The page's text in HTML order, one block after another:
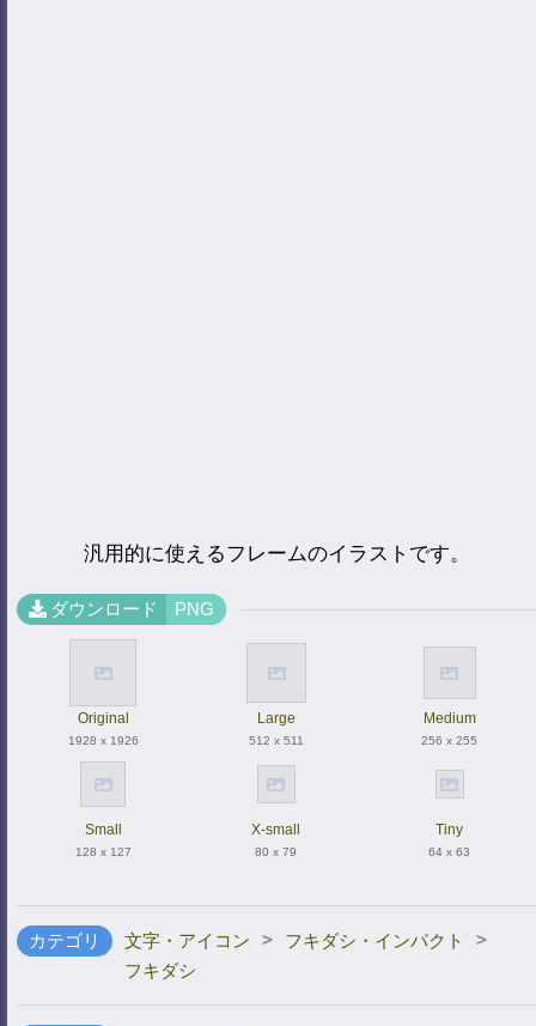
汎用的に使えるフレームのイラストです。
ダウンロード PNG
Original
1928 x 1926
Large
512 x 511
Medium
256 x 255
Small
128 x 127
X-small
80 x 79
Tiny
64 x 63
カテゴリ 文字・アイコン > フキダシ・インパクト >
フキダシ